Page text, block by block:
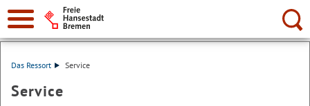
Suche:
Das Ressort Service
Service